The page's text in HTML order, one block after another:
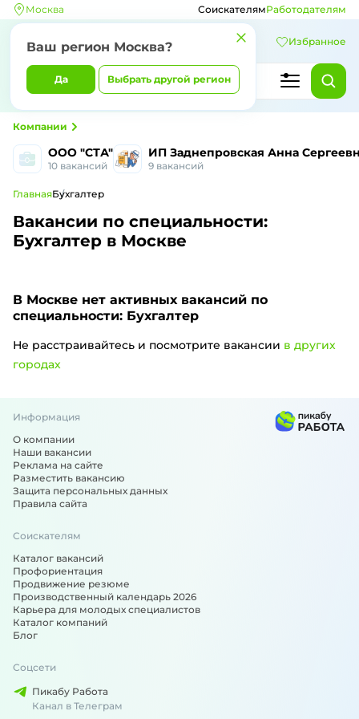
Москва
Ваш регион Москва?
Да Выбрать другой регион
СоискателямРаботодателям
Избранное
ООО "СТА"
10 вакансий
ИП Заднепровская Анна
9 вакансий
Компании
ГлавнаяБухгалтер
Вакансии по специальности:
Бухгалтер в Москве
В Москве нет активных вакансий по
специальности: Бухгалтер
Не расстраивайтесь и посмотрите вакансии в других
городах
Вакансии по специальности: Бухгалтер - подобрали
Информация
О компании
Наши вакансии
Реклама на сайте
Разместить вакансию
Защита персональных данных
Правила сайта
Соискателям
Каталог вакансий
Профориентация
Продвижение резюме
Производственный календарь 2026
Карьера для молодых специалистов
Каталог компаний
Блог
Соцсети
Пикабу Работа
Канал в Телеграм